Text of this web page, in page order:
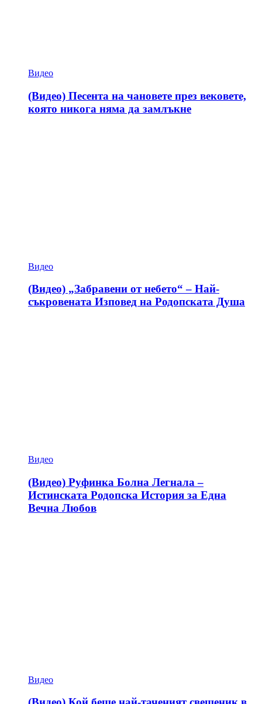
Видео
(Видео) Песента на чановете през вековете,
която никога няма да замлъкне
Видео
(Видео) „Забравени от небето“ – Най-
съкровената Изповед на Родопската Душа
Видео
(Видео) Руфинка Болна Легнала –
Истинската Родопска История за Една
Вечна Любов
Видео